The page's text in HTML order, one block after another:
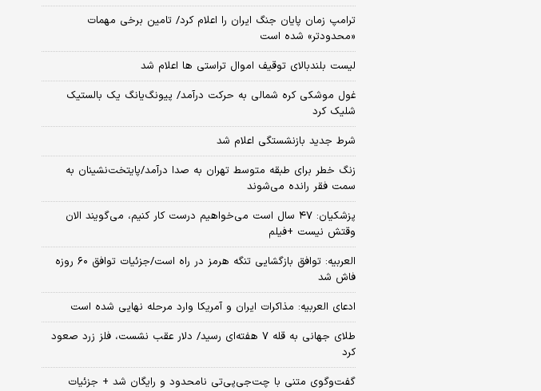
ترامپ زمان پایان جنگ ایران را اعلام کرد/ تامین برخی مهمات
«محدودتر» شده است
لیست بلندبالای توقیف اموال تراستی ها اعلام شد
غول موشکی کره شمالی به حرکت درآمد/ پیونگ‌یانگ یک بالستیک
شلیک کرد
شرط جدید بازنشستگی اعلام شد
زنگ خطر برای طبقه متوسط تهران به صدا درآمد/پایتخت‌نشینان به
سمت فقر رانده می‌شوند
پزشکیان: ۴۷ سال است می‌خواهیم درست کار کنیم، می‌گویند الان
وقتش نیست +فیلم
العربیه: توافق بازگشایی تنگه هرمز در راه است/جزئیات توافق ۶۰ روزه
فاش شد
ادعای العربیه: مذاکرات ایران و آمریکا وارد مرحله نهایی شده است
طلای جهانی به قله ۷ هفته‌ای رسید/ دلار عقب نشست، فلز زرد صعود
کرد
گفت‌وگوی متنی با چت‌جی‌پی‌تی نامحدود و رایگان شد + جزئیات